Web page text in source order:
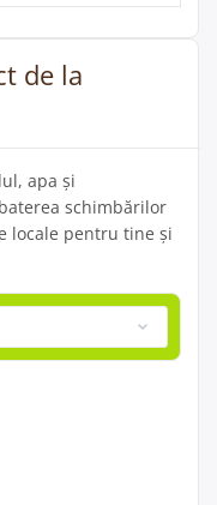
de la
apa și
schimbărilor
locale pentru tine și